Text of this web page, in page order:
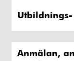
Anmälan,